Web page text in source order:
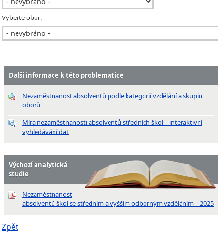
Vyberte obor:
Další informace k této problematice
Nezaměstnanost absolventů podle kategorií vzdělání a skupin
oborů
Míra nezaměstnanosti absolventů středních škol – interaktivní
vyhledávání dat
Výchozí analytická
studie
Nezaměstnanost
absolventů škol se středním a vyšším odborným vzděláním – 2025
Zpět